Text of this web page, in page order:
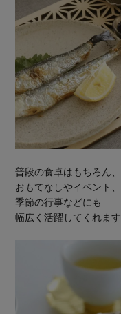
普段の食卓はもちろん、
おもてなしやイベント、
季節の行事などにも
幅広く活躍してくれます